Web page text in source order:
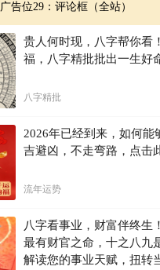
广告位29：评论框（全站）
贵人何时现，八字帮你看
福，八字精批批出一生好
八字精批
2026年已经到来，如何能
吉避凶，不走弯路，点击
流年运势
八字看事业，财富伴终生
最有财官之命，十之八九
解读您的事业天赋，扭转